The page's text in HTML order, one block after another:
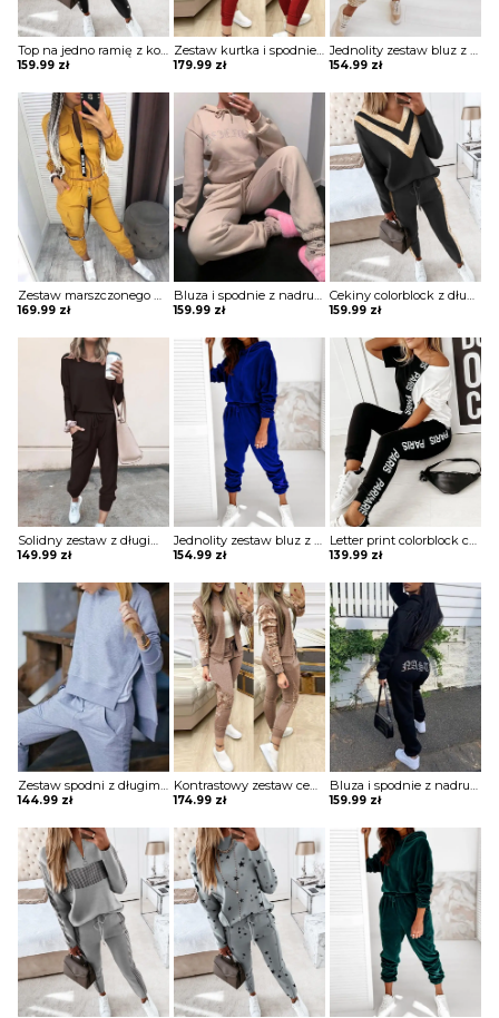
Top na jedno ramię z koralikami i zestawem spodni ze sznurkiem komplet Nathasja
159.99 zł
Zestaw kurtka i spodnie ze sznurkiem w kontrastową kratę komplet Reizel
179.99 zł
Jednolity zestaw bluz z kapturem i sznurkiem długim rękawem komplet Nicolea
154.99 zł
Zestaw marszczonego płaszcza i spodni cargo z kieszeniami na zamek błyskawiczny komplet Ezzelina
169.99 zł
Bluza i spodnie z nadrukiem literowym długim rękawem komplet Anthony
159.99 zł
Cekiny colorblock z długim rękawem i zestawem spodni ze sznurkiem w talii komplet Afra
159.99 zł
Solidny zestaw z długim rękawem i sznurkiem na co dzień komplet Allegonda
149.99 zł
Jednolity zestaw bluz z kapturem i sznurkiem długim rękawem komplet Nicolea
154.99 zł
Letter print colorblock cold shoulder top i zestaw spodni komplet Amarilis
139.99 zł
Zestaw spodni z długim rękawem i kieszeniami komplet Serafina
144.99 zł
Kontrastowy zestaw cekinów na zamek błyskawiczny i spodnie ze sznurkiem komplet Esperia
174.99 zł
Bluza i spodnie z nadrukiem literowym długim rękawem komplet Anthony
159.99 zł